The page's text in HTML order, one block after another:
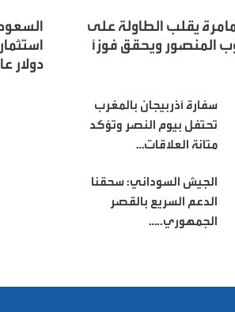
يقلب الطاولة على
المنصور ويحقق فوزاً
دولار
سفارة أذربيجان بالمغرب
تحتفل بيوم النصر وتؤكد
متانة العلاقات…
الجيش السوداني: سحقنا
الدعم السريع بالقصر
الجمهوري..…